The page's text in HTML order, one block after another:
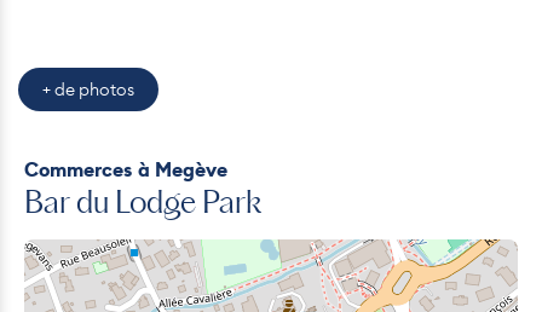
Commerces à Megève
Bar du Lodge Park
+ de photos